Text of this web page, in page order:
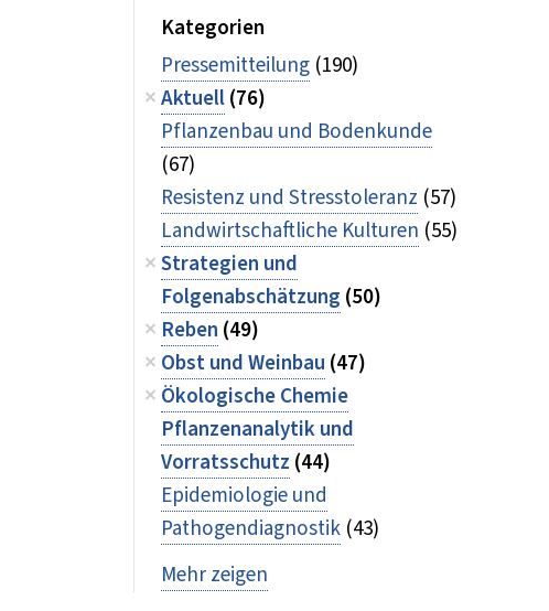
Kategorien
Pressemitteilung (190)
Aktuell(76)
Pflanzenbau und Bodenkunde
(67)
Resistenz und Stresstoleranz (57)
Landwirtschaftliche Kulturen (55)
Strategien und
Folgenabschätzung (50)
Reben (49)
Obst und Weinbau (47)
Ökologische Chemie
Pflanzenanalytik und
Vorratsschutz (44)
Epidemiologie und
Pathogendiagnostik (43)
Mehr zeigen